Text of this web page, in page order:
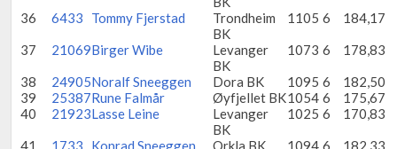
36
6433 Tommy Fjerstad
Trondheim
BK
1105 6
184,17
37
21069Birger Wibe
Levanger
BK
1073 6
178,83
38
24905Noralf Sneeggen Dora BK 1095 6
182,50
39
25387Rune Falmår Øyfjellet BK1054 6
175,67
40
21923Lasse Leine
Levanger
BK
1025 6
170,83
41
1733 Konrad Sneeggen Orkla BK 1094 6
182,33